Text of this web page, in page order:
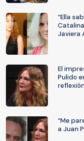
“Ella
Javiera
El
Pulido
reflexión
“Me
a Juan